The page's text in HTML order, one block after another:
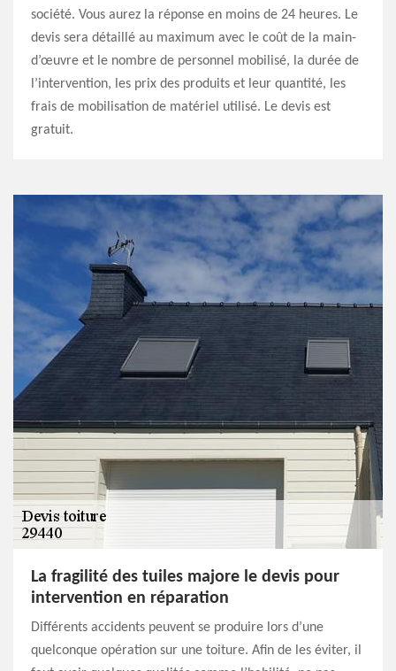
société. Vous aurez la réponse en moins de 24 heures. Le
devis sera détaillé au maximum avec le coût de la main-
d’œuvre et le nombre de personnel mobilisé, la durée de
l’intervention, les prix des produits et leur quantité, les
frais de mobilisation de matériel utilisé. Le devis est
gratuit.
La fragilité des tuiles majore le devis pour
intervention en réparation
Différents accidents peuvent se produire lors d’une
quelconque opération sur une toiture. Afin de les éviter, il